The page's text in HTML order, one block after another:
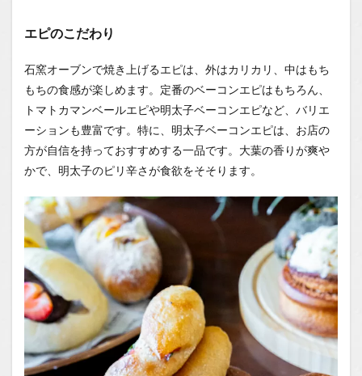
エピのこだわり
石窯オーブンで焼き上げるエピは、外はカリカリ、中はもち
もちの食感が楽しめます。定番のベーコンエピはもちろん、
トマトカマンベールエピや明太子ベーコンエピなど、バリエ
ーションも豊富です。特に、明太子ベーコンエピは、お店の
方が自信を持っておすすめする一品です。大葉の香りが爽や
かで、明太子のピリ辛さが食欲をそそります。